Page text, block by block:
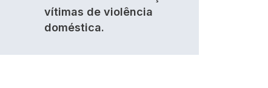
vítimas de violência
doméstica.